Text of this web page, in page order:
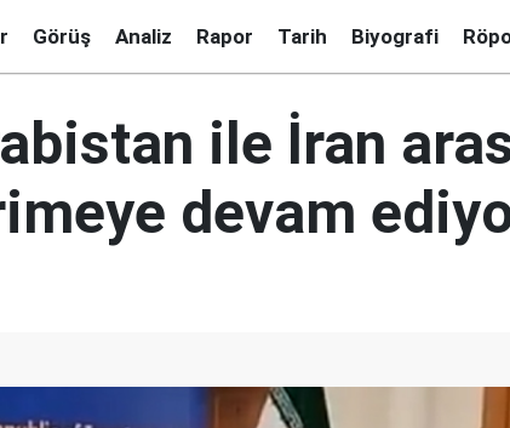
Görüş Analiz Rapor Tarih Biyografi
ile İran
devam